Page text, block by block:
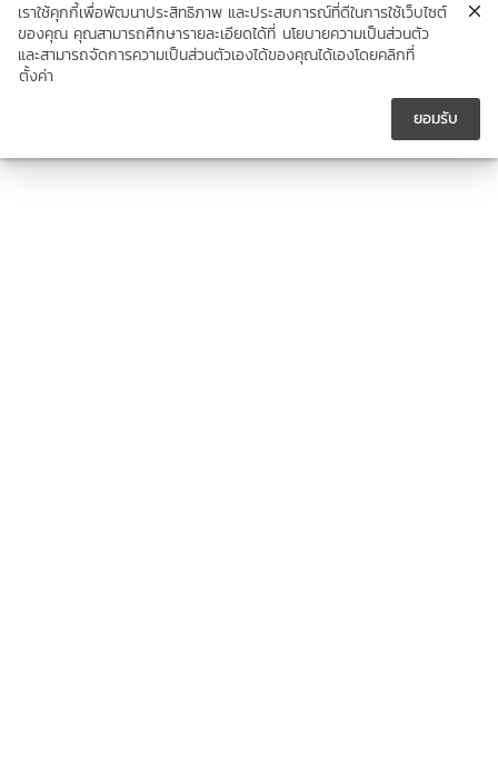

เราใช้คุกกี้เพื่อพัฒนาประสิทธิภาพ และประสบการณ์ที่ดีในการใช้เว็บไซต์
ของคุณ คุณสามารถศึกษารายละเอียดได้ที่ นโยบายความเป็นส่วนตัว
และสามารถจัดการความเป็นส่วนตัวเองได้ของคุณได้เองโดยคลิกที่
ตั้งค่า
ยอมรับ